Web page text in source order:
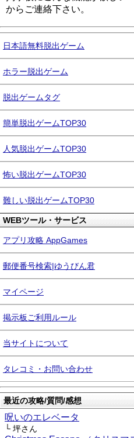
からご連絡下さい。
日本語無料脱出ゲーム
ホラー脱出ゲーム
脱出ゲームタグ
簡単脱出ゲームTOP30
人気脱出ゲームTOP30
怖い脱出ゲームTOP30
難しい脱出ゲームTOP30
WEBツール・サービス
アプリ攻略 AppGames
郵便番号検索|ゆうびん君
マイページ
掲示板ご利用ルール
当サイトについて
タレコミ・お問い合わせ
最近の攻略/質問/感想
呪いのエレベータ
└ 坪さん